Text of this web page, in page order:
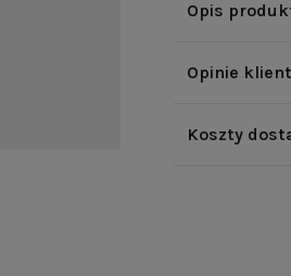
Opis
Opinie
Koszty